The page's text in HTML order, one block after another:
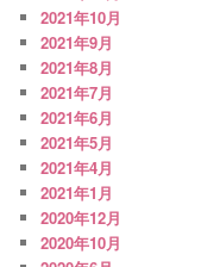
2021年10月
2021年9月
2021年8月
2021年7月
2021年6月
2021年5月
2021年4月
2021年1月
2020年12月
2020年10月